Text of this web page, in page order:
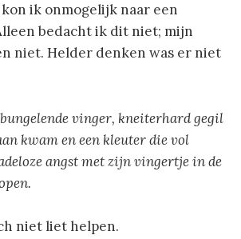
ik onmogelijk naar een
bedacht ik dit niet; mijn
niet. Helder denken was er niet
vinger, kneiterhard gegil
kwam en een kleuter die vol
angst met zijn vingertje in de
niet liet helpen.